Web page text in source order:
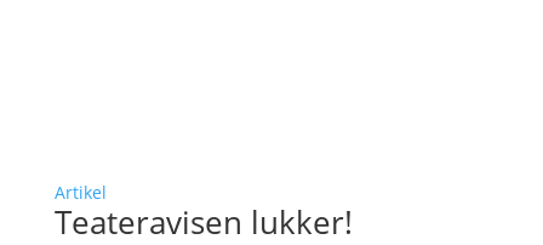
Artikel
Teateravisen lukker!